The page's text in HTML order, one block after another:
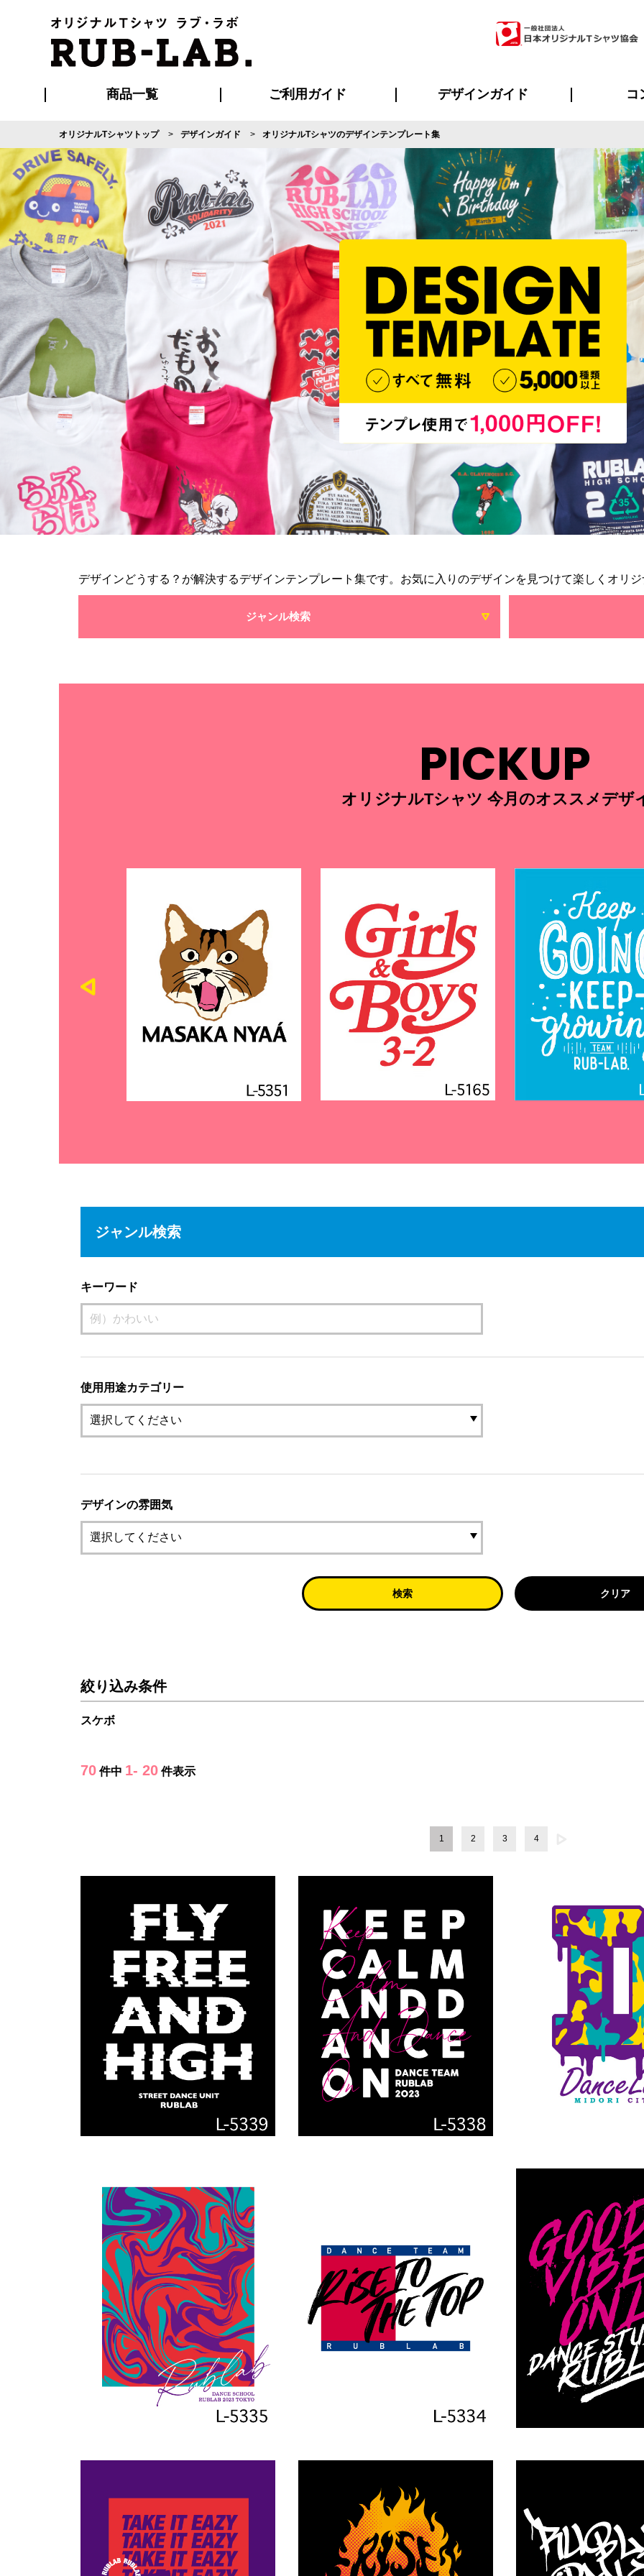
商品一覧
Tシャツ ポロシャツ パーカー・スウェット
ブルゾン・コート セットアップ・ジャージ ツナギ スポー
ハッピ キャップ・バンダナ グッズ全般 の
ご利用ガイド
ご利用ガイド
はじめての方へ
再注文の方へ
お支払い方法について
割引まとめページ
発送・特急サービスについて
版の保管期限について
マイページ会員のメリット
よくあるご質問
デザインガイド
デザイン入稿について
デザイン料について
デザインテンプレート集
デザインシミュレーター
書体一覧（フォント集）
プリント・加工一覧
コ
オリジナルTシャツトップ デザインガイド オリジナルTシャツのデザインテンプレート集
デザインどうする？が解決するデザインテンプレート集です。お気に入りのデザインを見つけて楽しくオリ
ジャンル検索
PICKUP
オリジナルTシャツ 今月のオススメデザ
ジャンル検索
キーワード
使用用途カテゴリー
デザインの雰囲気
検索 クリア
絞り込み条件
スケボ
70 件中 1- 20 件表示
1 2 3 4